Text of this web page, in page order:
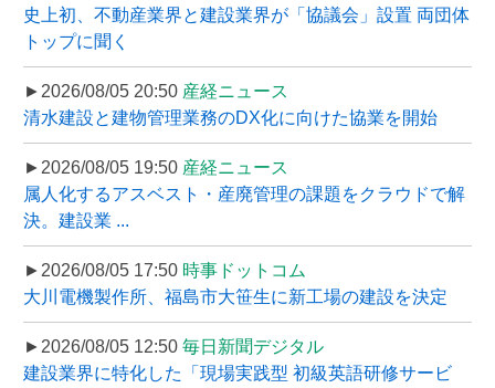
史上初、不動産業界と建設業界が「協議会」設置 両団体
トップに聞く
►2026/08/05 20:50 産経ニュース
清水建設と建物管理業務のDX化に向けた協業を開始
►2026/08/05 19:50 産経ニュース
属人化するアスベスト・産廃管理の課題をクラウドで解
決。建設業 ...
►2026/08/05 17:50 時事ドットコム
大川電機製作所、福島市大笹生に新工場の建設を決定
►2026/08/05 12:50 毎日新聞デジタル
建設業界に特化した「現場実践型 初級英語研修サービ